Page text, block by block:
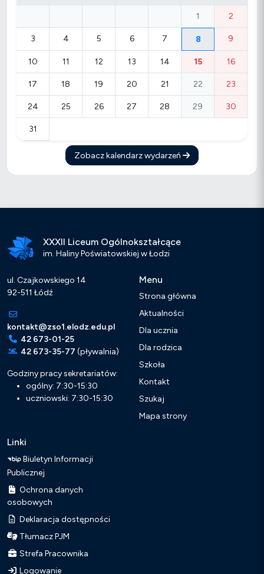
1 2
3 4 5 6 7 8 9
10 11 12 13 14 15 16
17 18 19 20 21 22 23
24 25 26 27 28 29 30
31
Zobacz kalendarz wydarzeń
XXXII Liceum Ogólnokształcące
im. Haliny Poświatowskiej w Łodzi
ul. Czajkowskiego 14
92-511 Łódź
kontakt@zso1.elodz.edu.pl
42 673-01-25
42 673-35-77 (pływalnia)
Godziny pracy sekretariatów:
ogólny: 7:30-15:30
uczniowski: 7:30-15:30
Menu
Strona główna
Aktualności
Dla ucznia
Dla rodzica
Szkoła
Kontakt
Szukaj
Mapa strony
Linki
Biuletyn Informacji
Publicznej
Ochrona danych
osobowych
Deklaracja dostępności
Tłumacz PJM
Strefa Pracownika
Logowanie